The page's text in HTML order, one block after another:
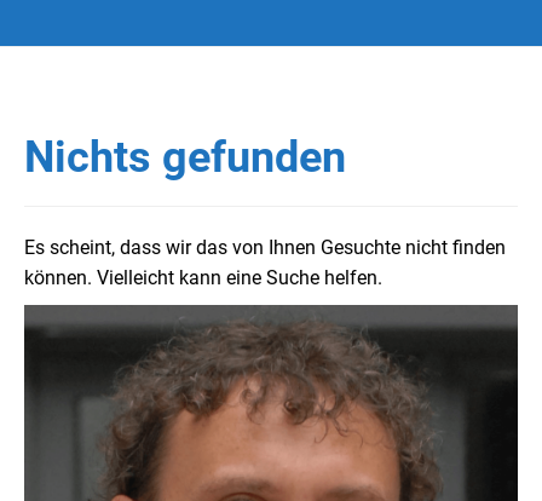
Nichts gefunden
Es scheint, dass wir das von Ihnen Gesuchte nicht finden
können. Vielleicht kann eine Suche helfen.